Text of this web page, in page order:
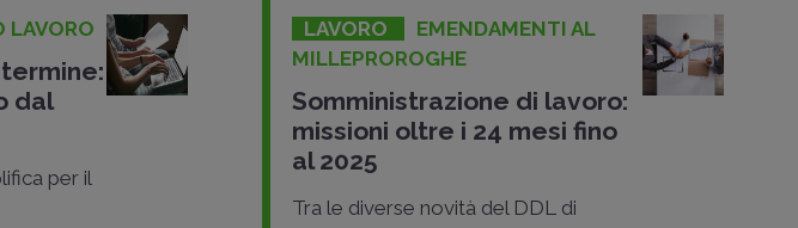
LAVORO
dal
per il
LAVORO
EMENDAMENTI AL
MILLEPROROGHE
Somministrazione di lavoro:
missioni oltre i 24 mesi fino
al 2025
Tra le diverse novità del DDL di